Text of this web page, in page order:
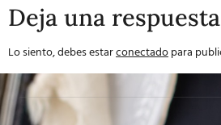
Deja una respuesta
Lo siento, debes estarconectadopara